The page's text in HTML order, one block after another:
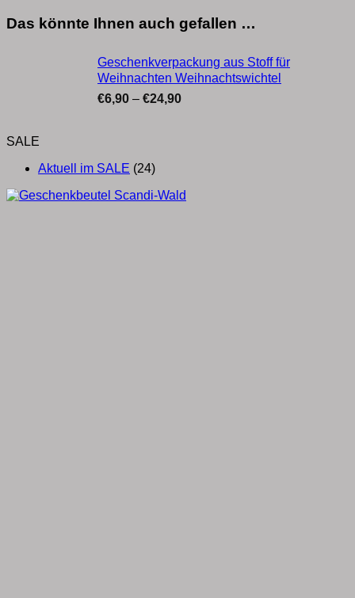
Das könnte Ihnen auch gefallen …
Geschenkverpackung aus Stoff für
Weihnachten Weihnachtswichtel
€6,90 – €24,90Preisspanne:
SALE
Aktuell im SALE (24)